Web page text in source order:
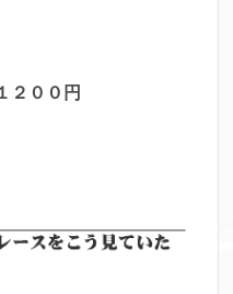
２００ 円